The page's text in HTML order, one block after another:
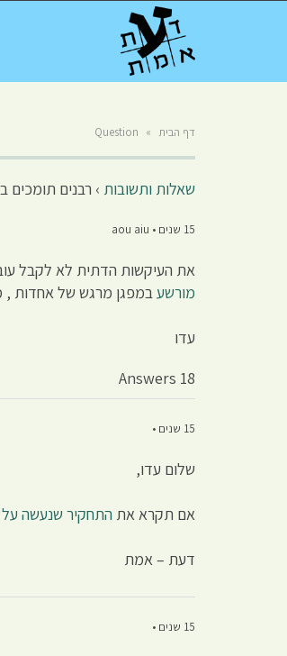
דף הבית »
Question
שאלות ותשובות › רבנים תומכים
15 שנים • aou aiu
את העיקשות הדתית לא לקבל
מורשעבמפגן מרגש של אחדות
עדו
18 Answers
15 שנים •
שלום עדו,
אם תקרא את התחקיר שנעשה
דעת – אמת
15 שנים •